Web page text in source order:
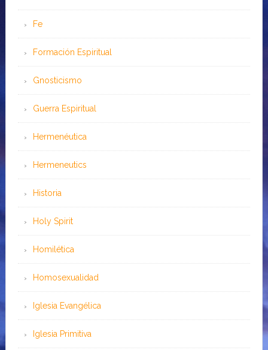
Fe
Formación Espiritual
Gnosticismo
Guerra Espiritual
Hermenéutica
Hermeneutics
Historia
Holy Spirit
Homilética
Homosexualidad
Iglesia Evangélica
Iglesia Primitiva